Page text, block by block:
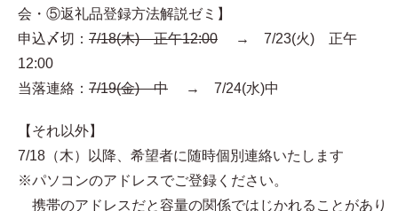
会・⑤返礼品登録方法解説ゼミ】
申込〆切： 7/18(木) 正午12:00 → 7/23(火) 正午
12:00
当落連絡： 7/19(金) 中 → 7/24(水)中
【それ以外】
7/18（木）以降、希望者に随時個別連絡いたします
※パソコンのアドレスでご登録ください。
携帯のアドレスだと容量の関係ではじかれることがあり